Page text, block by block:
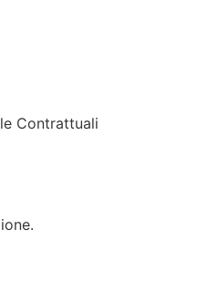
Contrattuali